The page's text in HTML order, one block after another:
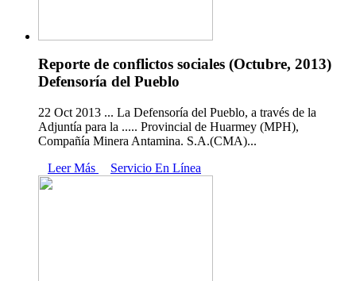
Reporte de conflictos sociales (Octubre, 2013)
Defensoría del Pueblo
22 Oct 2013 ... La Defensoría del Pueblo, a través de la
Adjuntía para la ..... Provincial de Huarmey (MPH),
Compañía Minera Antamina. S.A.(CMA)...
Leer Más
Servicio En Línea